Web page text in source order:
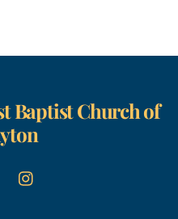
Baptist Church of